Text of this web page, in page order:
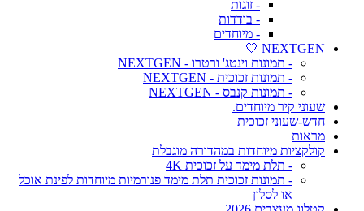
- זוגות
- בודדות
- מיוחדים
NEXTGEN 🤍
- תמונות וינטג' ורטרו - NEXTGEN
- תמונות זכוכית - NEXTGEN
- תמונות קנבס - NEXTGEN
שעוני קיר מיוחדים.
חדש-שעוני זכוכית
מראות
קולקציות מיוחדות במהדורה מוגבלת
- תלת מימד על זכוכית 4K
- תמונות זכוכית תלת מימד פנורמיות מיוחדות לפינת אוכל
או לסלון